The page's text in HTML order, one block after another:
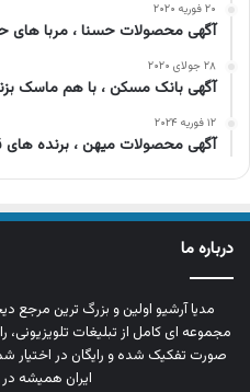
۲۰ فوریه ۲۰۲۰
آگهی محصولات حسنا ، مربا های
۲۸ جولای ۲۰۲۰
آگهی بانک مسکن ، با هم ماسک
۱۲ فوریه ۲۰۲۴
آگهی محصولات میهن ، برنده
درباره ما
مدیا آرشیو اولین و بزرگ‌ ترین مرجع
مجموعه‌ ای کامل از تبلیغات تلویزیونی،
صورت تفکیک‌ شده و رایگان در اختیار
ایران همیشه